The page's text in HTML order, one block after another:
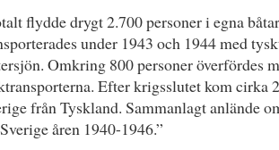
flydde drygt 2.700 personer i egna
under 1943 och 1944 med
Omkring 800 personer överfördes
Efter krigsslutet kom cirka
från Tyskland. Sammanlagt anlände
åren 1940-1946.”